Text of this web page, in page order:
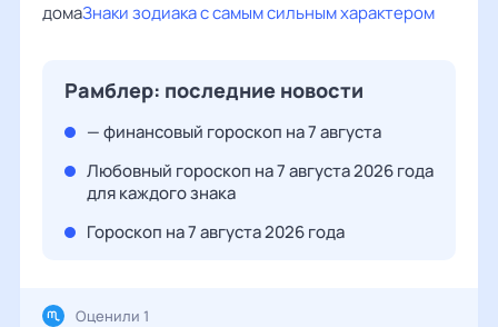
домаЗнаки зодиака с самым сильным характером
Рамблер: последние новости
— финансовый гороскоп на 7 августа
Любовный гороскоп на 7 августа 2026 года
для каждого знака
Гороскоп на 7 августа 2026 года
Оценили 1